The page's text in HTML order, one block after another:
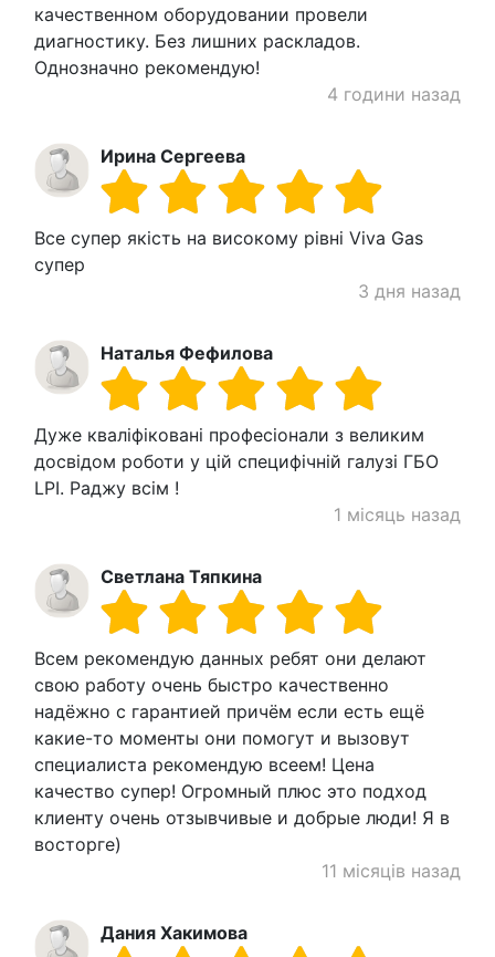
качественном оборудовании провели
диагностику. Без лишних раскладов.
Однозначно рекомендую!
4 години назад
Ирина Сергеева
Все супер якість на високому рівні Viva Gas
супер
3 дня назад
Наталья Фефилова
Дуже кваліфіковані професіонали з великим
досвідом роботи у цій специфічній галузі ГБО
LPI. Раджу всім !
1 місяць назад
Светлана Тяпкина
Всем рекомендую данных ребят они делают
свою работу очень быстро качественно
надёжно с гарантией причём если есть ещё
какие-то моменты они помогут и вызовут
специалиста рекомендую всеем! Цена
качество супер! Огромный плюс это подход
клиенту очень отзывчивые и добрые люди! Я в
восторге)
11 місяців назад
Дания Хакимова